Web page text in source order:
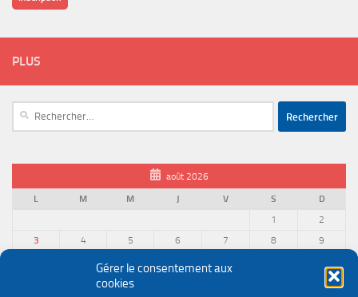
Gérer le consentement aux
cookies
PLUS
août 2026
L
M M J V S
D
1
2
3
4 5 6 7 8
9
12
19 23